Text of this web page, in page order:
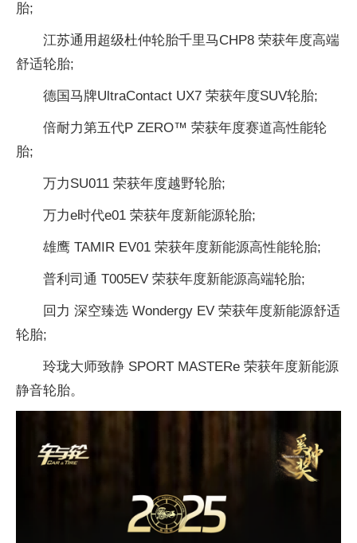
胎;
江苏通用超级杜仲轮胎千里马CHP8 荣获年度高端
舒适轮胎;
德国马牌UltraContact UX7 荣获年度SUV轮胎;
倍耐力第五代P ZERO™ 荣获年度赛道高性能轮
胎;
万力SU011 荣获年度越野轮胎;
万力e时代e01 荣获年度新能源轮胎;
雄鹰 TAMIR EV01 荣获年度新能源高性能轮胎;
普利司通 T005EV 荣获年度新能源高端轮胎;
回力 深空臻选 Wondergy EV 荣获年度新能源舒适
轮胎;
玲珑大师致静 SPORT MASTERe 荣获年度新能源
静音轮胎。